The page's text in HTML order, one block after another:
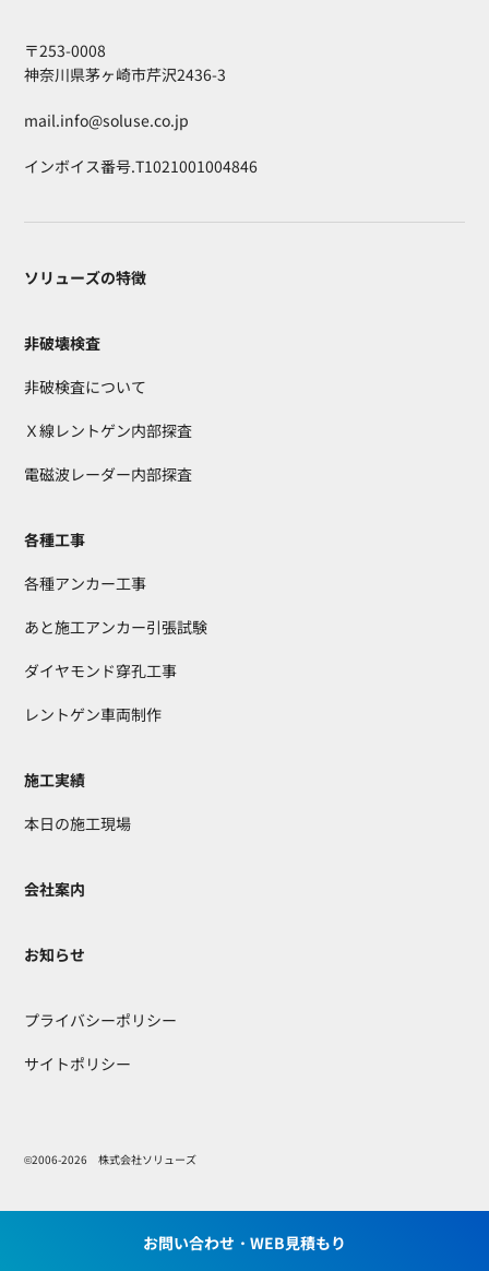
お問い合わせ・WEB見積もり
〒253-0008
神奈川県茅ヶ崎市芹沢2436-3
mail.info@soluse.co.jp
インボイス番号.T1021001004846
ソリューズの特徴
非破壊検査
非破検査について
Ｘ線レントゲン内部探査
電磁波レーダー内部探査
各種工事
各種アンカー工事
あと施工アンカー引張試験
ダイヤモンド穿孔工事
レントゲン車両制作
施工実績
本日の施工現場
会社案内
お知らせ
プライバシーポリシー
サイトポリシー
©2006-2026 株式会社ソリューズ